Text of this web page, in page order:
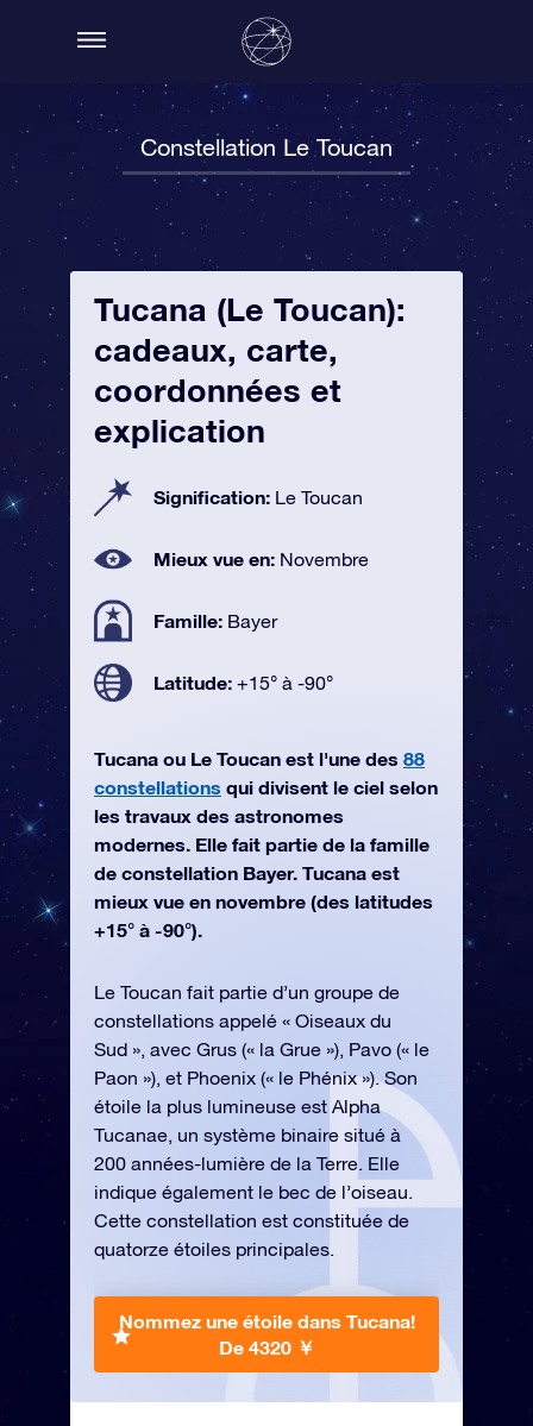
Constellation Le Toucan
Tucana (Le Toucan):
cadeaux, carte,
coordonnées et
explication
Signification: Le Toucan
Mieux vue en: Novembre
Famille: Bayer
Latitude: +15° à -90°
Tucana ou Le Toucan est l'une des 88
constellations qui divisent le ciel selon
les travaux des astronomes
modernes. Elle fait partie de la famille
de constellation Bayer. Tucana est
mieux vue en novembre (des latitudes
+15° à -90°).
Le Toucan fait partie d’un groupe de
constellations appelé « Oiseaux du
Sud », avec Grus (« la Grue »), Pavo (« le
Paon »), et Phoenix (« le Phénix »). Son
étoile la plus lumineuse est Alpha
Tucanae, un système binaire situé à
200 années-lumière de la Terre. Elle
indique également le bec de l’oiseau.
Cette constellation est constituée de
quatorze étoiles principales.
Nommez une étoile dans Tucana!
De 4320 ￥